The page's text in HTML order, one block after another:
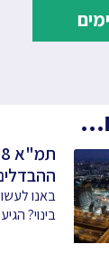
בינוי?